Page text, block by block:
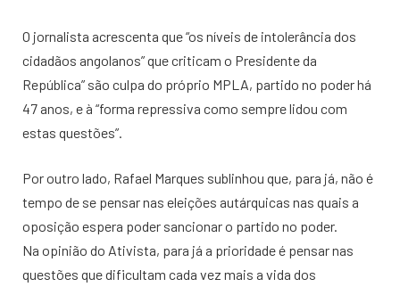
O jornalista acrescenta que “os níveis de intolerância dos
cidadãos angolanos” que criticam o Presidente da
República” são culpa do próprio MPLA, partido no poder há
47 anos, e à “forma repressiva como sempre lidou com
estas questões”.
Por outro lado, Rafael Marques sublinhou que, para já, não é
tempo de se pensar nas eleições autárquicas nas quais a
oposição espera poder sancionar o partido no poder.
Na opinião do Ativista, para já a prioridade é pensar nas
questões que dificultam cada vez mais a vida dos